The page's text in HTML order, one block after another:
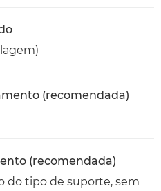
(recomendada)
(recomendada)
do tipo de suporte, sem